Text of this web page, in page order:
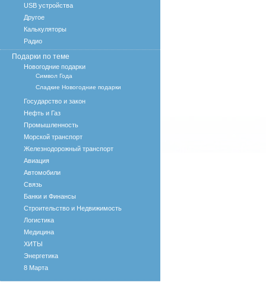
USB устройства
Другое
Калькуляторы
Радио
Подарки по теме
Новогодние подарки
Символ Года
Сладкие Новогодние подарки
Государство и закон
Нефть и Газ
Промышленность
Морской транспорт
Железнодорожный транспорт
Авиация
Автомобили
Связь
Банки и Финансы
Строительство и Недвижимость
Логистика
Медицина
ХИТЫ
Энергетика
8 Марта